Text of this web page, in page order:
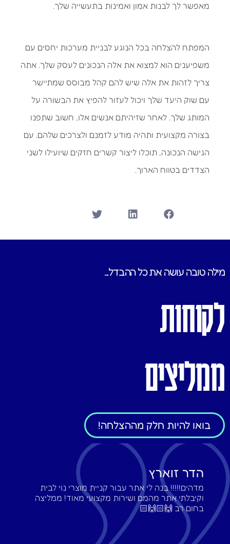
מאפשר לך לבנות אמון ואמינות בתעשייה שלך.
המפתח להצלחה בכל הנוגע לבניית מערכות יחסים עם
משפיענים הוא למצוא את אלה הנכונים לעסק שלך. אתה
צריך לזהות את אלה שיש להם קהל מבוסס שמתיישר
עם שוק היעד שלך ויכול לעזור להפיץ את הבשורה על
המותג שלך. לאחר שזיהיתם אנשים אלו, חשוב שתפנו
בצורה מקצועית ותהיה מודע לזמנם ולצרכים שלהם. עם
הגישה הנכונה, תוכלו ליצור קשרים חזקים שיועילו לשני
הצדדים בטווח הארוך.
מילה טובה עושה את כל ההבדל...
לקוחות
ממליצים
בואו להיות חלק מההצלחה!
הדר זוארץ
מדהים!!!!! בנה לי אתר עבור קניית מוצרי נוי לבית
וקיבלתי אתר מהמם ושירות מקצועי מאוד! ממליצה
בחום רב 🙌🏻🙌🏻‎